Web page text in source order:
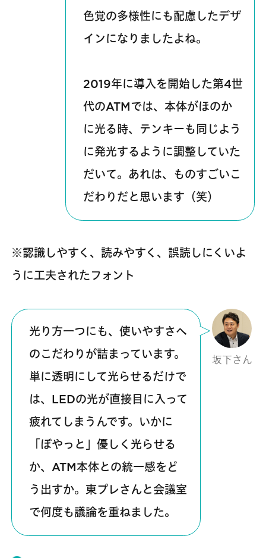
色覚の多様性にも配慮したデザ
インになりましたよね。
2019年に導入を開始した第4世
代のATMでは、本体がほのか
に光る時、テンキーも同じよう
に発光するように調整していた
だいて。あれは、ものすごいこ
だわりだと思います（笑）
※認識しやすく、読みやすく、誤読しにくいよ
うに工夫されたフォント
坂下さん
光り方一つにも、使いやすさへ
のこだわりが詰まっています。
単に透明にして光らせるだけで
は、LEDの光が直接目に入って
疲れてしまうんです。いかに
「ぼやっと」優しく光らせる
か、ATM本体との統一感をど
う出すか。東プレさんと会議室
で何度も議論を重ねました。